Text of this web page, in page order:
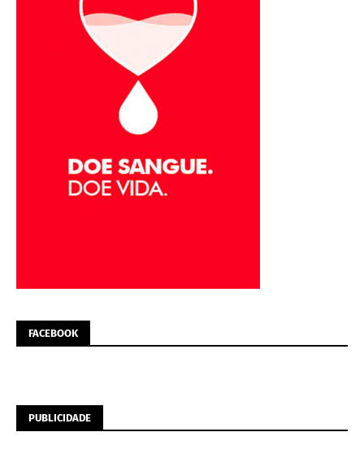
FACEBOOK
PUBLICIDADE